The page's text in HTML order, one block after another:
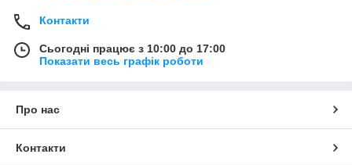
Контакти
Сьогодні працює з 10:00 до 17:00
Показати весь графік роботи
Про нас
Контакти